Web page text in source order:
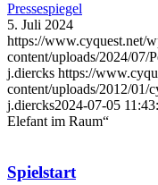
Pressespiegel
5. Juli 2024
https://www.cyquest.net/
content/uploads/2024/07/
j.diercks https://
content/uploads/2012/01/
j.diercks2024-07-05
Elefant im Raum“
Spielstart